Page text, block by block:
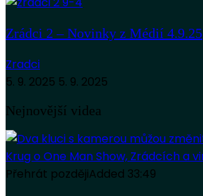
Zrádci 2 – Novinky z Médií 4.9.25
Zradci
5. 9. 2025 5. 9. 2025
Nejnovější videa
Přehrát pozdějiAdded 33:49